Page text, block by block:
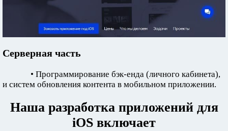
Серверная часть
• Программирование бэк-енда (личного кабинета),
и систем обновления контента в мобильном приложении.
Наша разработка приложений для
iOS включает